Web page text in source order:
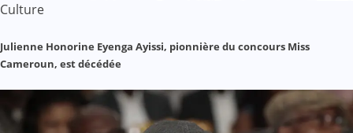
Culture
Julienne Honorine Eyenga Ayissi, pionnière du concours Miss
Cameroun, est décédée